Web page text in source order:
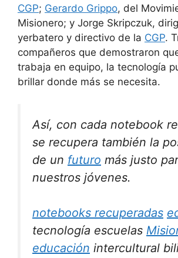
CGP; Gerardo Grippo, del
Misionero; y Jorge Skripczuk,
yerbatero y directivo de la CGP.
compañeros que demostraron
trabaja en equipo, la tecnología
brillar donde más se necesita.
Así, con cada notebook
se recupera también la
de un futuro más justo
nuestros jóvenes.
notebooks recuperadas
tecnología escuelas
educación intercultural